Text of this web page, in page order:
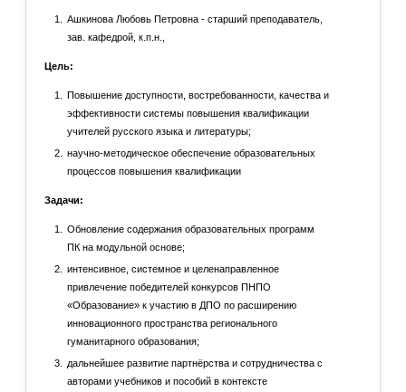
Ашкинова Любовь Петровна - старший преподаватель,
зав. кафедрой, к.п.н.,
Цель:
Повышение доступности, востребованности, качества и
эффективности системы повышения квалификации
учителей русского языка и литературы;
научно-методическое обеспечение образовательных
процессов повышения квалификации
Задачи:
Обновление содержания образовательных программ
ПК на модульной основе;
интенсивное, системное и целенаправленное
привлечение победителей конкурсов ПНПО
«Образование» к участию в ДПО по расширению
инновационного пространства регионального
гуманитарного образования;
дальнейшее развитие партнёрства и сотрудничества с
авторами учебников и пособий в контексте